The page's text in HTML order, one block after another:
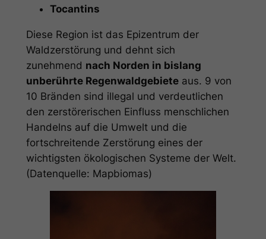
Tocantins
Diese Region ist das Epizentrum der
Waldzerstörung und dehnt sich
zunehmend nach Norden in bislang
unberührte Regenwaldgebieteaus. 9 von
10 Bränden sind illegal und verdeutlichen
den zerstörerischen Einfluss menschlichen
Handelns auf die Umwelt und die
fortschreitende Zerstörung eines der
wichtigsten ökologischen Systeme der Welt.
(Datenquelle: Mapbiomas)